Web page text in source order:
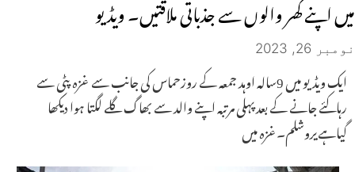
میں اپنے گھر والوں سے جذباتی ملاقتیں۔ ویڈیو
نومبر 26, 2023
ایک ویڈیو میں 9سالہ اوہد جمعہ کے روزحماس کی جانب سے غزہ پٹی سے
رہاکئے جانے کے بعد پہلی مرتبہ اپنے والد سے بھاگ گلے لگتا ہوا دیکھا
گیاہےیروشلم۔غزہ میں